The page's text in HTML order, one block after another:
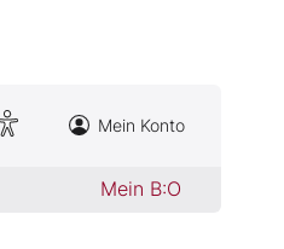
Mein Konto
Mein B:O